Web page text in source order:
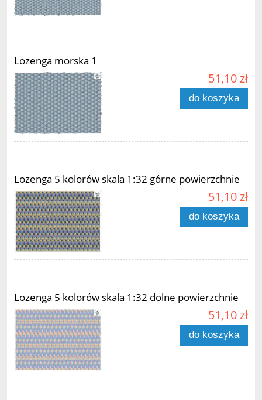
Lozenga morska 1
51,10 zł
do koszyka
Lozenga 5 kolorów skala 1:32 górne powierzchnie
51,10 zł
do koszyka
Lozenga 5 kolorów skala 1:32 dolne powierzchnie
51,10 zł
do koszyka